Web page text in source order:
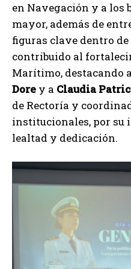
en Navegación y a los
mayor, además de
figuras clave dentro de
contribuido al
Marítimo, destacando
Dore y a Claudia
de Rectoría y
institucionales, por su
lealtad y dedicación.